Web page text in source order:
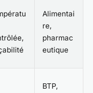
Alimentai
re,
pharmac
eutique
BTP,